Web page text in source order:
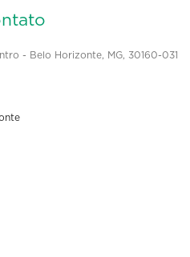
- Belo Horizonte, MG, 30160-031